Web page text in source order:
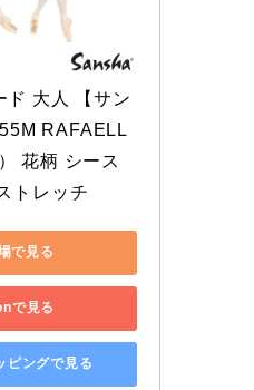
ド 大人 【サン
RAFAELL
花柄 シース
トレッチ
で見る
で見る
ピングで見る